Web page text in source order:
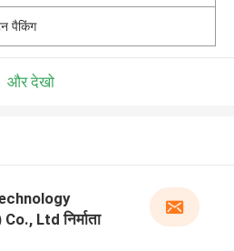
पैकिंग
और देखो
Ltd निर्माता